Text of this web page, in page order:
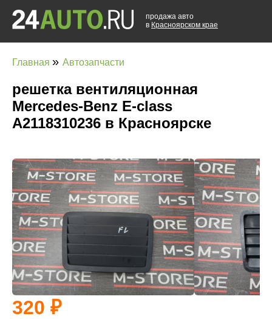
продажа авто
в Красноярском крае
Главная » Автозапчасти
решетка вентиляционная
Mercedes-Benz E-class
A2118310236 в Красноярске
320